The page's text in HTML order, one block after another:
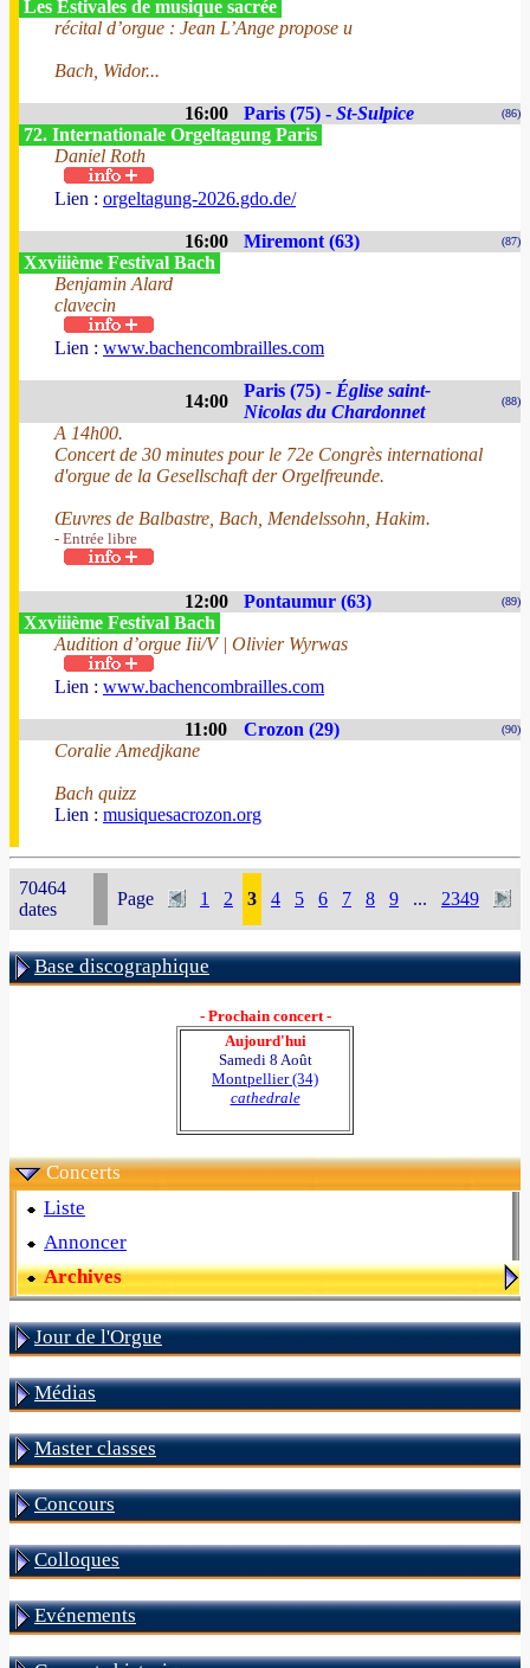
Les Estivales de musique sacrée
récital d’orgue : Jean L’Ange propose u
Bach, Widor...
16:00 Paris (75) - St-Sulpice (86)
72. Internationale Orgeltagung Paris
Daniel Roth
Lien : orgeltagung-2026.gdo.de/
16:00 Miremont (63) (87)
Xxviiième Festival Bach
Benjamin Alard
clavecin
Lien : www.bachencombrailles.com
14:00
Paris (75) - Église saint-
Nicolas du Chardonnet
(88)
A 14h00.
Concert de 30 minutes pour le 72e Congrès international
d'orgue de la Gesellschaft der Orgelfreunde.
Œuvres de Balbastre, Bach, Mendelssohn, Hakim.
- Entrée libre
12:00 Pontaumur (63) (89)
Xxviiième Festival Bach
Audition d’orgue Iii/V | Olivier Wyrwas
Lien : www.bachencombrailles.com
11:00 Crozon (29) (90)
Coralie Amedjkane
Bach quizz
Lien : musiquesacrozon.org
70464
dates
Page 1 2 3 4 5 6 7 8 9 ... 2349
Base discographique
- Prochain concert -
Aujourd'hui
Samedi 8 Août
Montpellier (34)
cathedrale
Concerts
Liste
Annoncer
Archives
Jour de l'Orgue
Médias
Master classes
Concours
Colloques
Evénements